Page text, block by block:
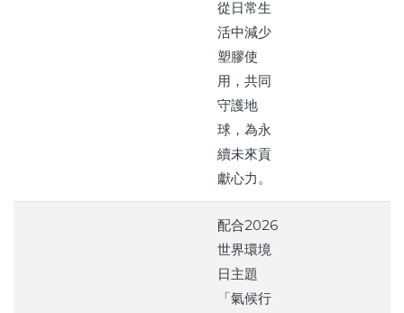
從日常生
活中減少
塑膠使
用，共同
守護地
球，為永
續未來貢
獻心力。
配合2026
世界環境
日主題
「氣候行